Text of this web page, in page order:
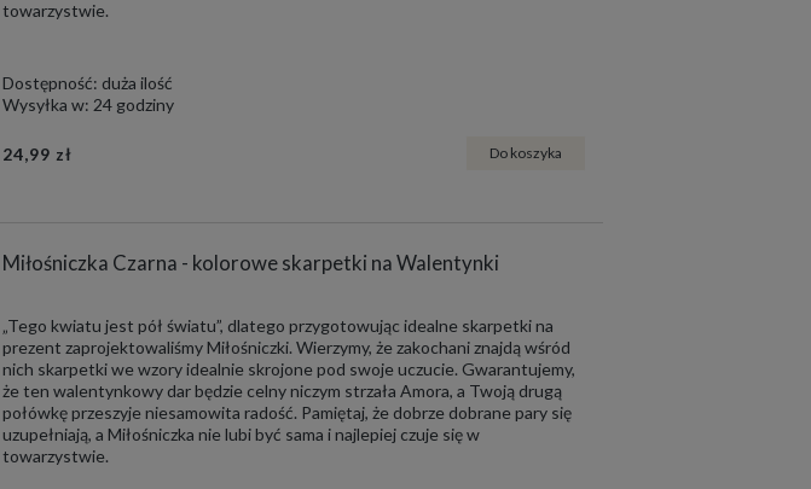
towarzystwie.
Dostępność: duża ilość
Wysyłka w: 24 godziny
24,99 zł Do koszyka
Miłośniczka Czarna - kolorowe skarpetki na Walentynki
„Tego kwiatu jest pół światu”, dlatego przygotowując idealne skarpetki na
prezent zaprojektowaliśmy Miłośniczki. Wierzymy, że zakochani znajdą wśród
nich skarpetki we wzory idealnie skrojone pod swoje uczucie. Gwarantujemy,
że ten walentynkowy dar będzie celny niczym strzała Amora, a Twoją drugą
połówkę przeszyje niesamowita radość. Pamiętaj, że dobrze dobrane pary się
uzupełniają, a Miłośniczka nie lubi być sama i najlepiej czuje się w
towarzystwie.